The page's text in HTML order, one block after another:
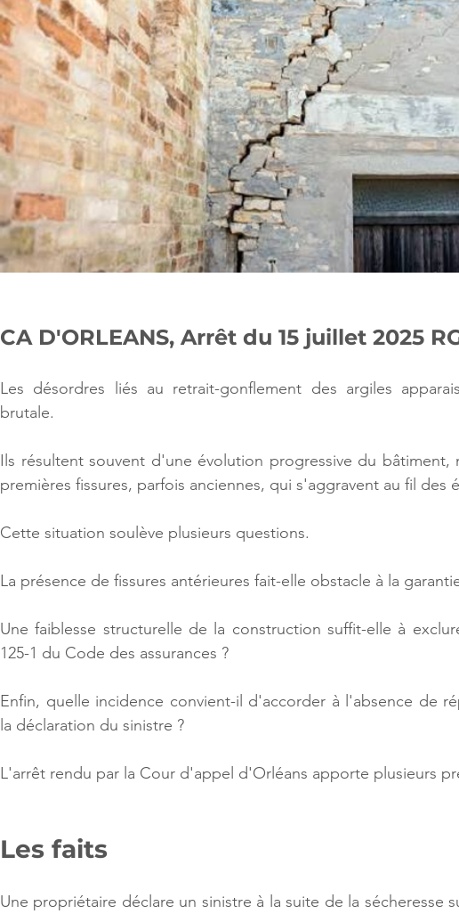
CA D'ORLEANS, Arrêt du 15 juillet 2025
Les désordres liés au retrait-gonflement des argiles
brutale.
Ils résultent souvent d'une évolution progressive du
premières fissures, parfois anciennes, qui s'aggravent au fil des
Cette situation soulève plusieurs questions.
La présence de fissures antérieures fait-elle obstacle à la
Une faiblesse structurelle de la construction suffit-elle à
125-1 du Code des assurances ?
Enfin, quelle incidence convient-il d'accorder à l'absence de
la déclaration du sinistre ?
L'arrêt rendu par la Cour d'appel d'Orléans apporte plusieurs
Les faits
Une propriétaire déclare un sinistre à la suite de la sécheresse